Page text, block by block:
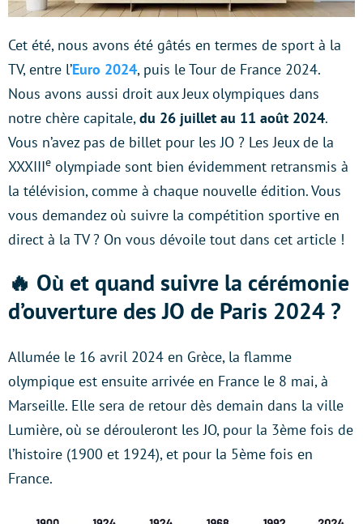
Cet été, nous avons été gâtés en termes de sport à la
TV, entre l’Euro 2024, puis le Tour de France 2024.
Nous avons aussi droit aux Jeux olympiques dans
notre chère capitale, du 26 juillet au 11 août 2024.
Vous n’avez pas de billet pour les JO ? Les Jeux de la
XXXIIIe olympiade sont bien évidemment retransmis à
la télévision, comme à chaque nouvelle édition. Vous
vous demandez où suivre la compétition sportive en
direct à la TV ? On vous dévoile tout dans cet article !
🔥 Où et quand suivre la cérémonie
d’ouverture des JO de Paris 2024 ?
Allumée le 16 avril 2024 en Grèce, la flamme
olympique est ensuite arrivée en France le 8 mai, à
Marseille. Elle sera de retour dès demain dans la ville
Lumière, où se dérouleront les JO, pour la 3ème fois de
l’histoire (1900 et 1924), et pour la 5ème fois en
France.